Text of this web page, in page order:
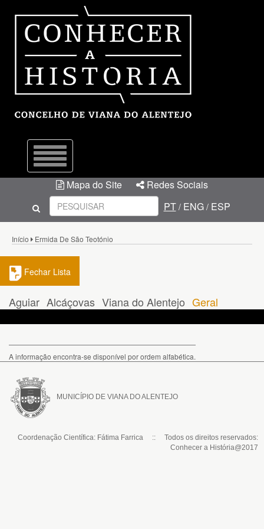
Menu
Mapa do Site
Redes Sociais
PT/ ENG/ ESP
Início Ermida De São Teotónio
Fechar Lista
Aguiar Alcáçovas Viana do Alentejo Geral
A informação encontra-se disponível por ordem alfabética.
MUNICÍPIO DE VIANA DO ALENTEJO
Coordenação Científica: Fátima Farrica :: Todos os direitos reservados:
Conhecer a História@2017